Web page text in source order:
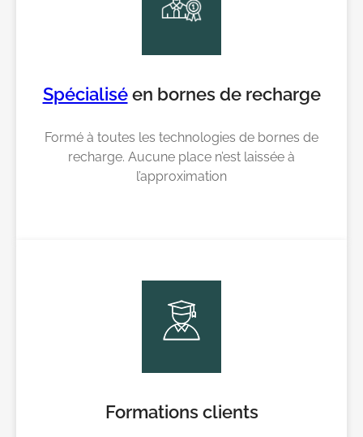
Spécialiséen bornes de recharge
Formé à toutes les technologies de bornes de
recharge. Aucune place n’est laissée à
l’approximation
Formations clients